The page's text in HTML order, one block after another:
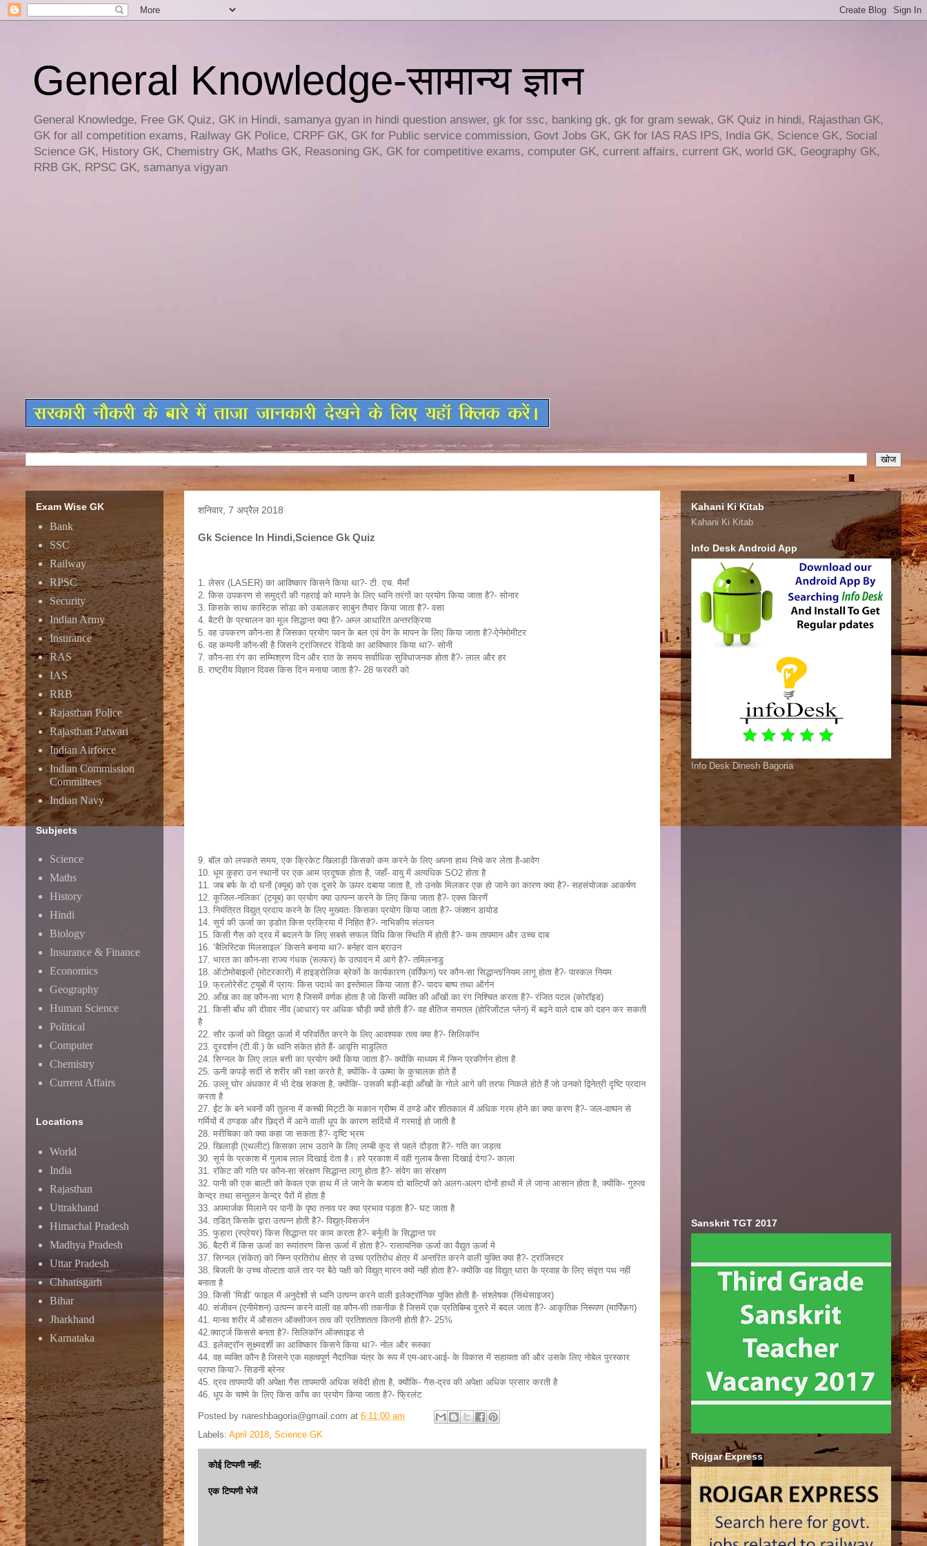
General Knowledge-सामान्य ज्ञान
General Knowledge, Free GK Quiz, GK in Hindi, samanya gyan in hindi question answer, gk for ssc, banking gk, gk for gram sewak, GK Quiz in hindi, Rajasthan GK,
GK for all competition exams, Railway GK Police, CRPF GK, GK for Public service commission, Govt Jobs GK, GK for IAS RAS IPS, India GK, Science GK, Social
Science GK, History GK, Chemistry GK, Maths GK, Reasoning GK, GK for competitive exams, computer GK, current affairs, current GK, world GK, Geography GK,
RRB GK, RPSC GK, samanya vigyan
शनिवार, 7 अप्रैल 2018
Gk Science In Hindi,Science Gk Quiz
1. लेसर (LASER) का आविष्कार किसने किया था?- टी. एच. मैमाँ
2. किस उपकरण से समुद्रों की गहराई को मापने के लिए ध्वनि तरंगों का प्रयोग किया जाता है?- सोनार
3. किसके साथ कास्टिक सोडा को उबालकर साबुन तैयार किया जाता है?- वसा
4. बैटरी के प्रचालन का मूल सिद्धान्त क्या है?- अम्ल आधारित अन्तरक्रिया
5. वह उपकरण कौन-सा है जिसका प्रयोग पवन के बल एवं वेग के मापन के लिए किया जाता है?-ऐनेमोमीटर
6. वह कम्पनी कौन-सी है जिसने ट्रांजिस्टर रेडियो का आविष्कार किया था?- सोनी
7. कौन-सा रंग का सम्मिश्रण दिन और रात के समय सर्वाधिक सुविधाजनक होता है?- लाल और हर
8. राष्ट्रीय विज्ञान दिवस किस दिन मनाया जाता है?- 28 फरवरी को
9. बॉल को लपकते समय, एक क्रिकेट खिलाड़ी किसको कम करने के लिए अपना हाथ निचे कर लेता है-आवेग
10. धूम कुहरा उन स्थानों पर एक आम प्रदूषक होता है, जहाँ- वायु में अत्यधिक SO2 होता है
11. जब बर्फ के दो घनों (क्यूब) को एक दूसरे के ऊपर दबाया जाता है, तो उनके मिलकर एक हो जाने का कारण क्या है?- सहसंयोजक आकर्षण
12. कूजिल-नलिका’ (ट्यूब) का प्रयोग क्या उत्पन्न करने के लिए किया जाता है?- एक्स किरणें
13. नियंत्रित विद्युत् प्रदाय करने के लिए मुख्यतः किसका प्रयोग किया जाता है?- जंक्शन डायोड
14. सूर्य की ऊर्जा का ड्डोत किस प्रक्रिया में निहित है?- नाभिकीय संलयन
15. किसी गैस को द्रव में बदलने के लिए सबसे सफल विधि किस स्थिति में होती है?- कम तापमान और उच्च दाब
16. ‘बैलिस्टिक मिलसाइल’ किसने बनाया था?- बर्नहर वान ब्राउन
17. भारत का कौन-सा राज्य गंधक (सल्फर) के उत्पादन में आगे है?- तमिलनाडु
18. ऑटोमोबाइलों (मोटरकारों) में हाइड्रोलिक ब्रेकों के कार्यकारण (वर्विंफ़ग) पर कौन-सा सिद्धान्त/नियम लागू होता है?- पास्कल नियम
19. फ्रलोरेसेंट ट्यूबों में प्रायः किस पदार्थ का इस्तेमाल किया जाता है?- पादप बाष्प तथा ऑर्गन
20. आँख का वह कौन-सा भाग है जिसमें वर्णक होता है जो किसी व्यक्ति की आँखों का रंग निश्चित करता है?- रंजित पटल (कोरॉइड)
21. किसी बाँध की दीवार नींव (आधार) पर अधिक चौड़ी क्यों होती है?- वह क्षैतिज समतल (होरिजोंटल प्लेन) में बढ़ने वाले दाब को दहन कर सकती
है
22. सौर ऊर्जा को विद्युत ऊर्जा में परिवर्तित करने के लिए आवश्यक तत्व क्या है?- सिलिकॉन
23. दूरदर्शन (टी.वी.) के ध्वनि संकेत होते हैं- आवृत्ति माडुलित
24. सिग्नल के लिए लाल बत्ती का प्रयोग क्यों किया जाता है?- क्योंकि माध्यम में निम्न प्रकीर्णन होता है
25. ऊनी कपड़े सर्दी से शरीर की रक्षा करते है, क्योंकि- वे ऊष्मा के कुचालक होते हैं
26. उल्लू घोर अंधकार में भी देख सकता है, क्योंकि- उसकी बड़ी-बड़ी आँखों के गोले आगे की तरफ निकले होते हैं जो उनको द्विनेत्री दृष्टि प्रदान
करता है
27. ईंट के बने भवनों की तुलना में कच्ची मिट्टी के मकान ग्रीष्म में ठण्डे और शीतकाल में अधिक गरम होने का क्या करण है?- जल-वाष्पन से
गर्मियों में ठण्डक और छिद्रों में आने वाली धूप के कारण सर्दियों में गरमाई हो जाती है
28. मरीचिका को क्या कहा जा सकता है?- दृष्टि भ्रम
29. खिलाड़ी (एथलीट) किसका लाभ उठाने के लिए लम्बी कूद से पहले दौड़ता है?- गति का जड़त्व
30. सूर्य के प्रकाश में गुलाब लाल दिखाई देता है। हरे प्रकाश में वही गुलाब कैसा दिखाई देगा?- काला
31. रॉकेट की गति पर कौन-सा संरक्षण सिद्धान्त लागू होता है?- संवेग का संरक्षण
32. पानी की एक बाल्टी को केवल एक हाथ में ले जाने के बजाय दो बाल्टियों को अलग-अलग दोनों हाथों में ले जाना आसान होता है, क्योंकि- गुरुत्व
केन्द्र तथा सन्तुलन केन्द्र पैरों में होता है
33. अपमार्जक मिलाने पर पानी के पृष्ठ तनाव पर क्या प्रभाव पड़ता है?- घट जाता है
34. तडि़त् किसके द्वारा उत्पन्न होती है?- विद्युत्-विसर्जन
35. फुहारा (स्प्रेयर) किस सिद्धान्त पर काम करता है?- बर्नूली के सिद्धान्त पर
36. बैटरी में किस ऊर्जा का रूपांतरण किस ऊर्जा में होता है?- रासायनिक ऊर्जा का वैद्युत ऊर्जा मे
37. सिग्नल (संकेत) को निम्न प्रतिरोध क्षेत्र से उच्च प्रतिरोध क्षेत्र में अन्तरित करने वाली युक्ति क्या है?- ट्रांजिस्टर
38. बिजली के उच्च वोल्टता वाले तार पर बैठे पक्षी को विद्युत् मारन क्यों नहीं होता है?- क्योंकि वह विद्युत् धारा के प्रवाह के लिए संवृत्त पथ नहीं
बनाता है
39. किसी ‘मिडी’ फाइल में अनुदेशों से ध्वनि उत्पन्न करने वाली इलेक्ट्रॉनिक युक्ति होती है- संश्लेषक (सिंथेसाइजर)
40. संजीवन (एनीमेशन) उत्पन्न करने वाली वह कौन-सी तकनीक है जिसमें एक प्रतिबिम्ब दूसरे में बदल जाता है?- आकृतिक निरूपण (मार्पिंफ़ग)
41. मानव शरीर में औसतन ऑक्सीजन तत्व की प्रतिशतता कितनी होती है?- 25%
42.क्वार्ट्ज किससे बनता है?- सिलिकॉन ऑक्साइड से
43. इलेक्ट्रॉन सूक्ष्मदर्शी का आविष्कार किसने किया था?- नोल और रूस्का
44. वह व्यक्ति कौन है जिसने एक महत्वपूर्ण नैदानिक यंत्र के रूप में एम-आर-आई- के विकास में सहायता की और उसके लिए नोबेल पुरस्कार
प्राप्त किया?- सिडनी ब्रेनर
45. द्रव तापमापी की अपेक्षा गैस तापमापी अधिक संवेदी होता है, क्योंकि- गैस-द्रव की अपेक्षा अधिक प्रसार करती है
46. धूप के चश्मे के लिए किस काँच का प्रयोग किया जाता है?- फ्रिलंट
Posted by nareshbagoria@gmail.com at 6:11:00 am
Labels: April 2018, Science GK
कोई टिप्पणी नहीं:
एक टिप्पणी भेजें
Exam Wise GK
Bank
SSC
Railway
RPSC
Security
Indian Army
Insurance
RAS
IAS
RRB
Rajasthan Police
Rajasthan Patwari
Indian Airforce
Indian Commission
Committees
Indian Navy
Subjects
Science
Maths
History
Hindi
Biology
Insurance & Finance
Economics
Geography
Human Science
Political
Computer
Chemistry
Current Affairs
Locations
World
India
Rajasthan
Uttrakhand
Himachal Pradesh
Madhya Pradesh
Uttar Pradesh
Chhatisgarh
Bihar
Jharkhand
Karnataka
Kahani Ki Kitab
Kahani Ki Kitab
Info Desk Android App
Info Desk Dinesh Bagoria
Sanskrit TGT 2017
Rojgar Express